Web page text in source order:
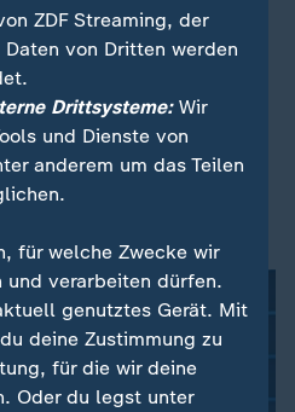
Entscheidung jedoch.
vor dem Europäischen
in Straßburg landet.
Presse-Agentur
"wahrscheinlich nicht"
ZDF Streaming, der
Daten von Dritten werden
Drittsysteme:Wir
und Dienste von
anderem um das Teilen
für welche Zwecke wir
und verarbeiten dürfen.
genutztes Gerät. Mit
deine Zustimmung zu
für die wir deine
Oder du legst unter